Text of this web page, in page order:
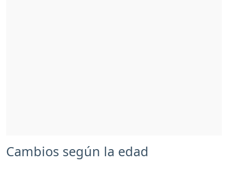
Cambios según la edad